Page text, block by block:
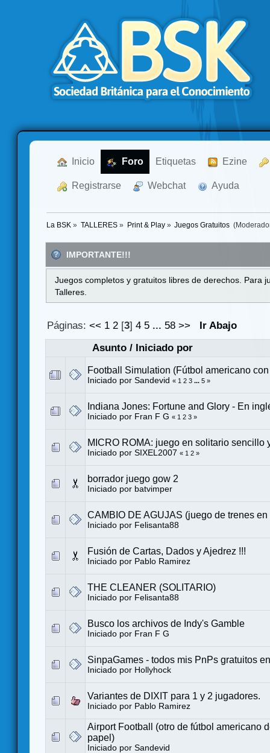
Inicio Foro Etiquetas Ezine
Registrarse Webchat Ayuda
La BSK » TALLERES» Print & Play» Juegos Gratuitos
IMPORTANTE!!!
Juegos completos y gratuitos libres de derechos. Para
Talleres.
Páginas:<< 1 2 [3]4 5 ... 58 >>
Ir Abajo
Asunto/ Iniciado por
Football Simulation (Fútbol americano
Iniciado por Sandevid « 1 2 3 ... 5 »
Indiana Jones: Fortune and Glory - En
Iniciado por Fran F G « 1 2 3 »
MICRO ROMA: juego en solitario sencillo
Iniciado por SIXEL2007 « 1 2 »
borrador juego gow 2
Iniciado por batvimper
CAMBIO DE AGUJAS (juego de trenes
Iniciado por Felisanta88
Fusión de Cartas, Dados y Ajedrez !!!
Iniciado por Pablo Ramirez
THE CLEANER (SOLITARIO)
Iniciado por Felisanta88
Busco los archivos de Indy's Gamble
Iniciado por Fran F G
SinpaGames - todos mis PnPs gratuitos
Iniciado por Hollyhock
Variantes de DIXIT para 1 y 2 jugadores.
Iniciado por Pablo Ramirez
Airport Football (otro de fútbol americano
papel)
Iniciado por Sandevid